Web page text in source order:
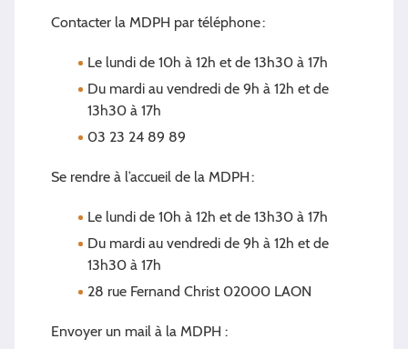
Contacter la MDPH par téléphone :
Le lundi de 10h à 12h et de 13h30 à 17h
Du mardi au vendredi de 9h à 12h et de
13h30 à 17h
03 23 24 89 89
Se rendre à l’accueil de la MDPH :
Le lundi de 10h à 12h et de 13h30 à 17h
Du mardi au vendredi de 9h à 12h et de
13h30 à 17h
28 rue Fernand Christ 02000 LAON
Envoyer un mail à la MDPH :